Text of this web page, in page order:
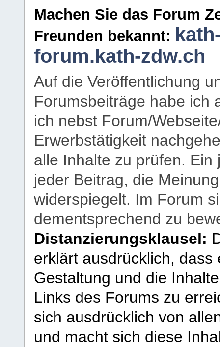
Machen Sie das Forum
Freunden bekannt:
forum.kath-zdw.ch
Auf die Veröffentlichung
Forumsbeiträge habe ich
ich nebst Forum/
Erwerbstätigkeit
alle Inhalte zu prüfen.
jeder Beitrag, die
widerspiegelt. Im Forum
dementsprechend zu
Distanzierungsklausel:
erklärt ausdrücklich,
Gestaltung und die
Links des Forums zu
sich ausdrücklich von
und macht sich diese